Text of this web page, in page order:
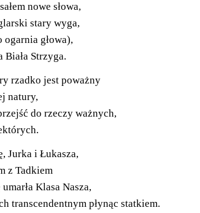
nowe słowa,
stary wyga,
ogarnia głowa),
Biała Strzyga.
rzadko jest poważny
natury,
do rzeczy ważnych,
Jurka i Łukasza,
z Tadkiem
Klasa Nasza,
transcendentnym płynąc statkiem.